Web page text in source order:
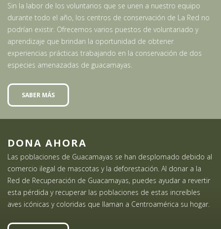
Sin la labor de los voluntarios que se unen a nuestro equipo
durante todo el año, los centros de conservación de La Red no
podrían existir. Ofrecemos varios puestos de voluntariado y
aprendizaje que brindan la oportunidad de obtener
experiencias prácticas trabajando en la conservación de dos
especies amenazadas de guacamayas.
SABER MÁS
DONA AHORA
Las poblaciones de Guacamayas se han desplomado debido al
comercio ilegal de mascotas y la deforestación. Al donar a la
Red de Recuperación de Guacamayas, puedes ayudar a revertir
esta pérdida y recuperar las poblaciones de estas increíbles
aves icónicas y coloridas que llaman a Centroamérica su hogar.